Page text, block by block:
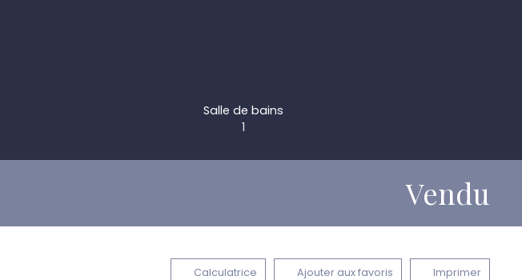
Salle de bains
1
Vendu
Calculatrice Ajouter aux favoris Imprimer